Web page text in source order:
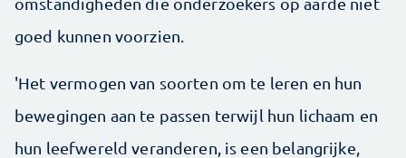
goed kunnen voorzien.
'Het vermogen van soorten om te leren en hun
bewegingen aan te passen terwijl hun lichaam en
hun leefwereld veranderen, is een belangrijke,